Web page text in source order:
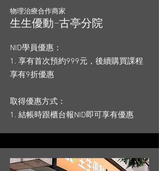
物理治療合作商家
生生優動-古亭分院
NID學員優惠：
1. 享有首次預約999元，後續購買課程
享有9折優惠
取得優惠方式：
1. 結帳時跟櫃台報NID即可享有優惠